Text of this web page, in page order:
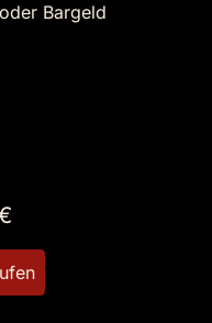
Bargeld